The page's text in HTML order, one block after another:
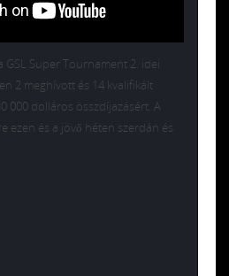
Super Tournament 2. idei
2 meghívott és 14 kvalifikált
000 dolláros összdíjazásért. A
ezen és a jövő héten szerdán és